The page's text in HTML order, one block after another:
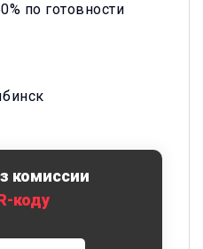
по готовности
комиссии
коду